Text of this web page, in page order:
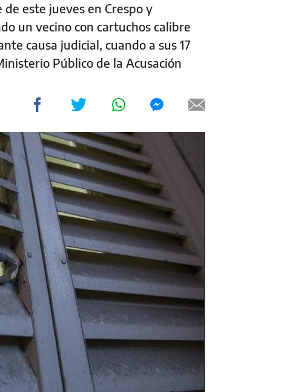
este jueves en Crespo y
un vecino con cartuchos calibre
causa judicial, cuando a sus 17
Público de la Acusación